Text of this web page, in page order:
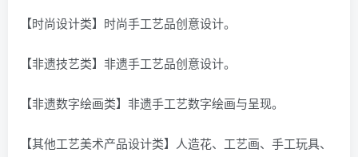
【时尚设计类】时尚手工艺品创意设计。
【非遗技艺类】非遗手工艺品创意设计。
【非遗数字绘画类】非遗手工艺数字绘画与呈现。
【其他工艺美术产品设计类】人造花、工艺画、手工玩具、